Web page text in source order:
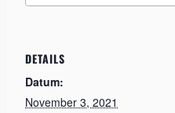
DETAILS
Datum:
November 3, 2021